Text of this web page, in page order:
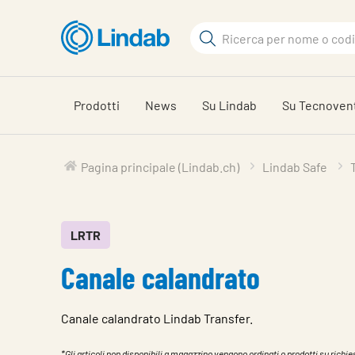
visionare
carrello
Cerca
Prodotti News Su Lindab Su
Pagina principale (Lindab.ch) Lindab Safe
LRTR
Canale calandrato
Canale calandrato Lindab Transfer.